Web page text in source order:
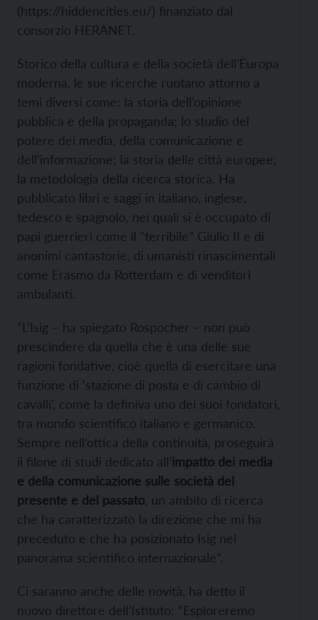
(https://hiddencities.eu/) finanziato dal
consorzio HERANET.
Storico della cultura e della società dell’Europa
moderna, le sue ricerche ruotano attorno a
temi diversi come: la storia dell’opinione
pubblica e della propaganda; lo studio del
potere dei media, della comunicazione e
dell’informazione; la storia delle città europee;
la metodologia della ricerca storica. Ha
pubblicato libri e saggi in italiano, inglese,
tedesco e spagnolo, nei quali si è occupato di
papi guerrieri come il “terribile” Giulio II e di
anonimi cantastorie, di umanisti rinascimentali
come Erasmo da Rotterdam e di venditori
ambulanti.
“L’Isig – ha spiegato Rospocher – non può
prescindere da quella che è una delle sue
ragioni fondative, cioè quella di esercitare una
funzione di ‘stazione di posta e di cambio di
cavalli’, come la definiva uno dei suoi fondatori,
tra mondo scientifico italiano e germanico.
Sempre nell’ottica della continuità, proseguirà
il filone di studi dedicato all’impatto dei media
e della comunicazione sulle società del
presente e del passato , un ambito di ricerca
che ha caratterizzato la direzione che mi ha
preceduto e che ha posizionato Isig nel
panorama scientifico internazionale”.
Ci saranno anche delle novità, ha detto il
nuovo direttore dell’Istituto: “Esploreremo